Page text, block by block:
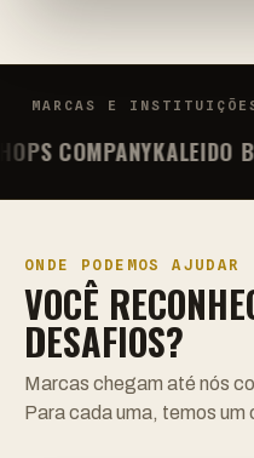
MARCAS E
COMPANYKALEIDO
ONDE PODEMOS AJUDAR
VOCÊ
DESAFIOS?
Marcas chegam até nós
Para cada uma, temos um